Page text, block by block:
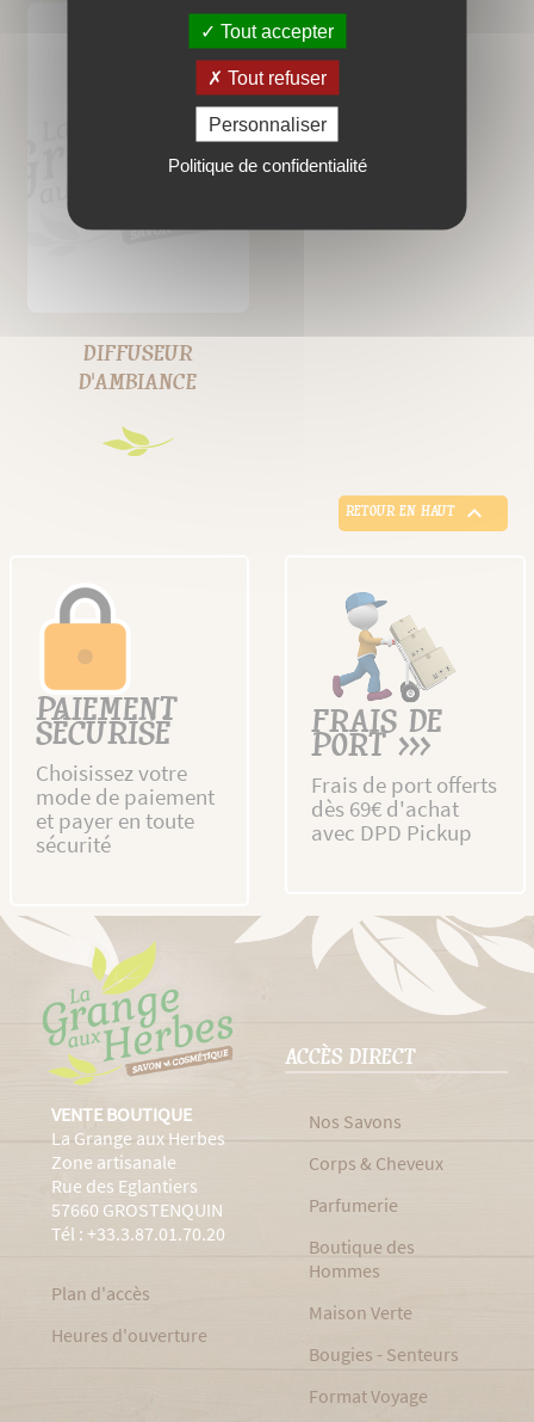
DIFFUSEUR
D'AMBIANCE
RETOUR EN HAUT 
PAIEMENT
SÉCURISÉ
Choisissez votre
mode de paiement
et payer en toute
sécurité
FRAIS DE
PORT >>>
Frais de port offerts
dès 69€ d'achat
avec DPD Pickup
VENTE BOUTIQUE
La Grange aux Herbes
Zone artisanale
Rue des Eglantiers
57660 GROSTENQUIN
Tél : +33.3.87.01.70.20
Plan d'accès
Heures d'ouverture
ACCÈS DIRECT
Nos Savons
Corps & Cheveux
Parfumerie
Boutique des
Hommes
Maison Verte
Bougies - Senteurs
Format Voyage
Tout accepter
Tout refuser
Personnaliser
Politique de confidentialité